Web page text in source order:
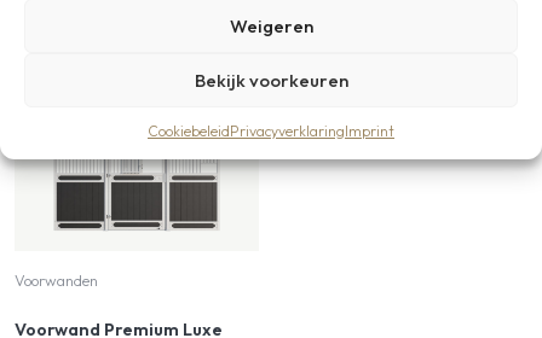
Weigeren
Bekijk voorkeuren
CookiebeleidPrivacyverklaringImprint
Voorwanden
Voorwand Premium Luxe